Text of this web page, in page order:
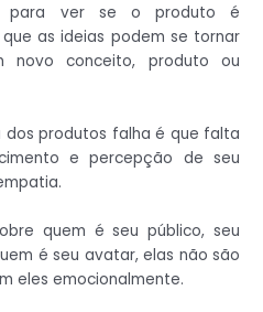
para ver se o produto é
as ideias podem se tornar
novo conceito, produto ou
dos produtos falha é que falta
e percepção de seu
quem é seu público, seu
é seu avatar, elas não são
eles emocionalmente.